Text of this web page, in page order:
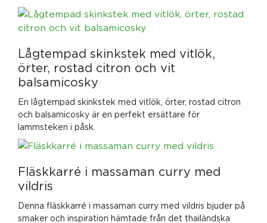
Lågtempad skinkstek med vitlök,
örter, rostad citron och vit
balsamicosky
En lågtempad skinkstek med vitlök, örter, rostad citron
och balsamicosky är en perfekt ersättare för
lammsteken i påsk.
Fläskkarré i massaman curry med
vildris
Denna fläskkarré i massaman curry med vildris bjuder på
smaker och inspiration hämtade från det thailändska